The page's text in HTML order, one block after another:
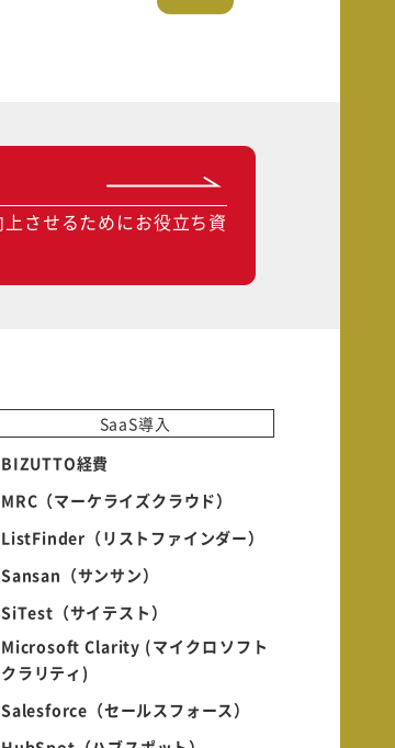
させるためにお役立ち資
SaaS導入
BIZUTTO経費
MRC（マーケライズクラウド）
ListFinder（リストファインダー）
Sansan（サンサン）
SiTest（サイテスト）
Microsoft Clarity (マイクロソフト
クラリティ)
Salesforce（セールスフォース）